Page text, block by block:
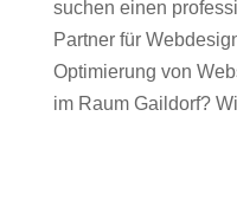
suchen einen
Partner für
Optimierung von
im Raum Gaildorf?